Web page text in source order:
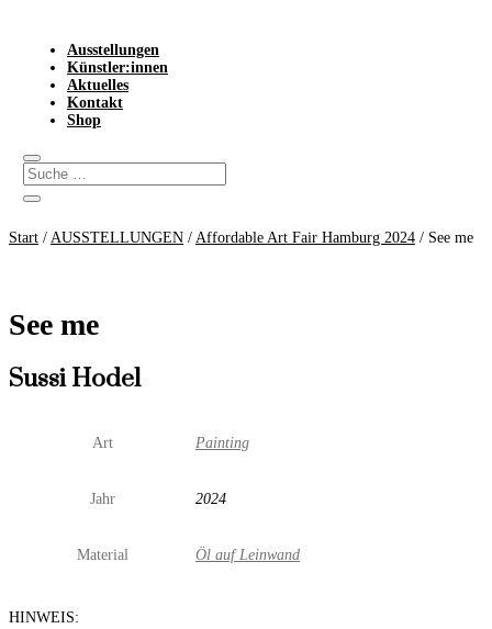
Ausstellungen
Künstler:innen
Aktuelles
Kontakt
Shop
Start / AUSSTELLUNGEN / Affordable Art Fair Hamburg 2024 / See me
See me
Sussi Hodel
Art Painting
Jahr 2024
Material Öl auf Leinwand
HINWEIS: